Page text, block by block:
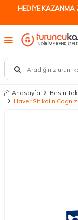
HEDİYE KAZANMA
Anasayfa Besin
Haver Sitikolin